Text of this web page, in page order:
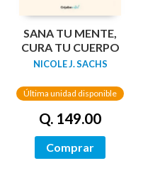
SANA TU MENTE,
CURA TU CUERPO
NICOLE J. SACHS
Última unidad disponible
Q. 149.00
Comprar